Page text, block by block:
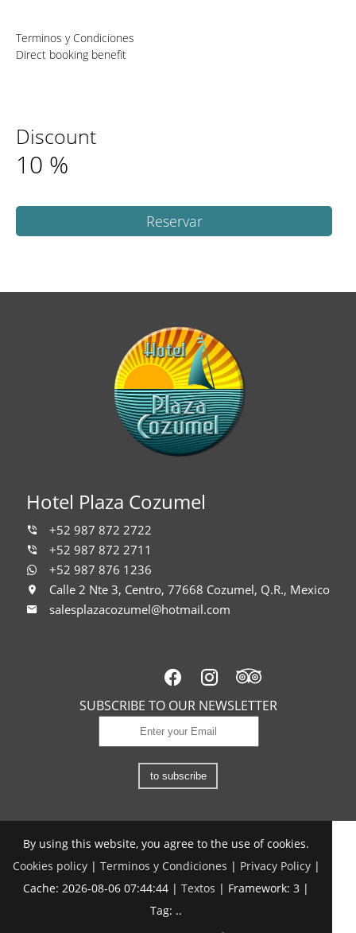
Terminos y Condiciones
Direct booking benefit
Discount
10 %
Reservar
Hotel Plaza Cozumel
+52 987 872 2722
+52 987 872 2711
+52 987 876 1236
Calle 2 Nte 3, Centro, 77668 Cozumel, Q.R., Mexico
salesplazacozumel@hotmail.com
SUBSCRIBE TO OUR NEWSLETTER
to subscribe
By using this website, you agree to the use of cookies.
Cookies policy| Terminos y Condiciones | Privacy Policy|
Cache: 2026-08-06 07:44:44 | Textos | Framework: 3 |
Tag: ..